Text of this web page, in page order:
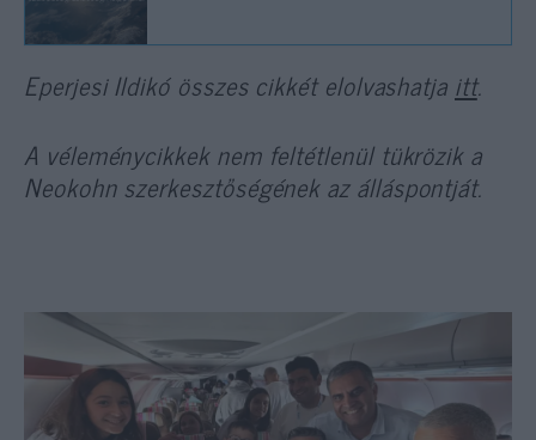
Eperjesi Ildikó összes cikkét elolvashatja itt.
A véleménycikkek nem feltétlenül tükrözik a
Neokohn szerkesztőségének az álláspontját.